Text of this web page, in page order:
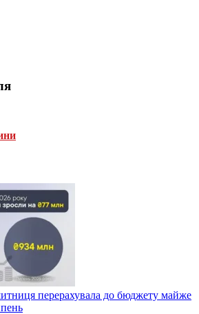
перерахувала до бюджету майже